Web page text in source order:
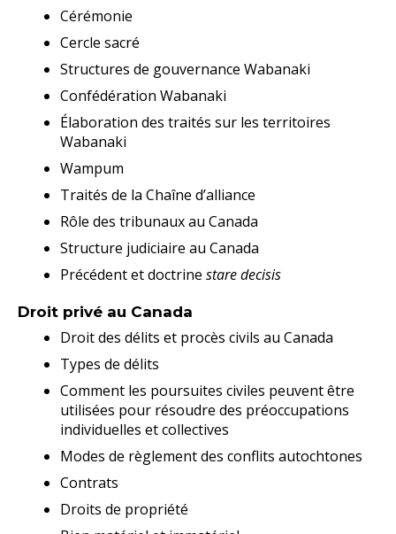
Cérémonie
Cercle sacré
Structures de gouvernance Wabanaki
Confédération Wabanaki
Élaboration des traités sur les territoires
Wabanaki
Wampum
Traités de la Chaîne d’alliance
Rôle des tribunaux au Canada
Structure judiciaire au Canada
Précédent et doctrine stare decisis
Droit privé au Canada
Droit des délits et procès civils au Canada
Types de délits
Comment les poursuites civiles peuvent être
utilisées pour résoudre des préoccupations
individuelles et collectives
Modes de règlement des conflits autochtones
Contrats
Droits de propriété